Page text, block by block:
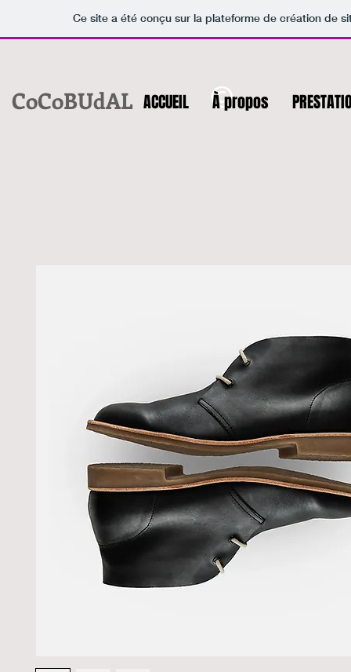
Ce site a été conçu sur la plateforme de création de
CoCoBUdAL ACCUEIL À propos